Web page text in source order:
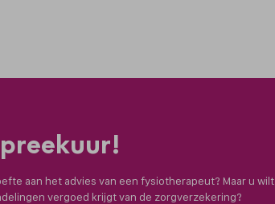
aan het advies van een fysiotherapeut? Maar u wilt
vergoed krijgt van de zorgverzekering?